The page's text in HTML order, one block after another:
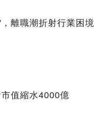
離職潮折射行業困境
值縮水4000億